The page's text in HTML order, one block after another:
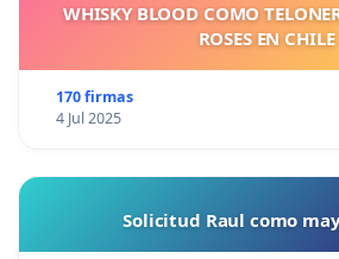
WHISKY BLOOD COMO
ROSES EN CHILE
170 firmas
4 Jul 2025
Solicitud Raul como